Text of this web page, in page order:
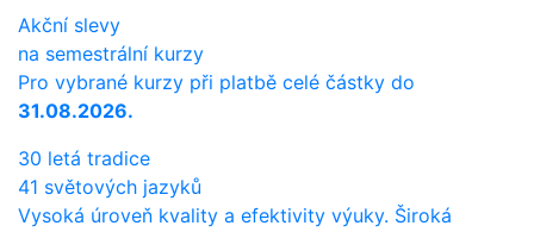
Akční slevy
na semestrální kurzy
Pro vybrané kurzy při platbě celé částky do
31.08.2026.
30 letá tradice
41 světových jazyků
Vysoká úroveň kvality a efektivity výuky. Široká